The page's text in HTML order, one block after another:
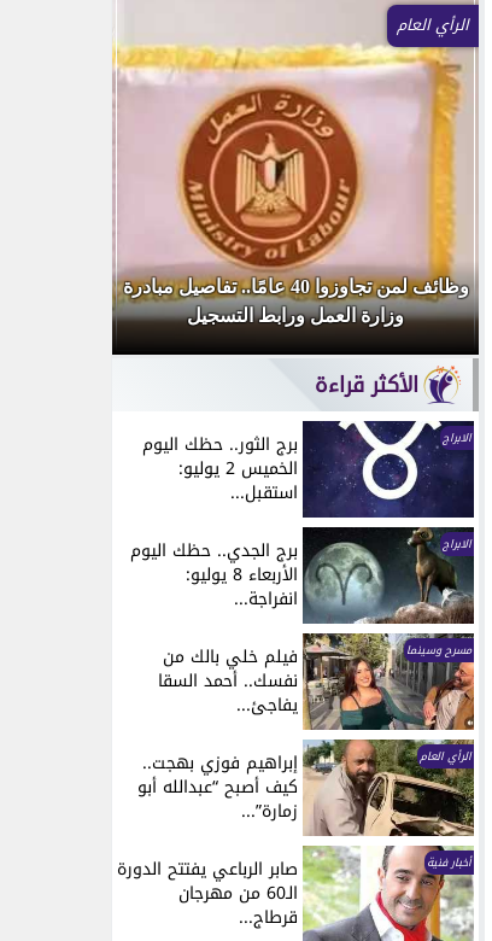
الرأي العام
وظائف لمن تجاوزوا 40 عامًا.. تفاصيل مبادرة
وزارة العمل ورابط التسجيل
الأكثر قراءة
الابراج برج الثور.. حظك اليوم
الخميس 2 يوليو:
استقبل...
الابراج برج الجدي.. حظك اليوم
الأربعاء 8 يوليو:
انفراجة...
مسرح وسينما فيلم خلي بالك من
نفسك.. أحمد السقا
يفاجئ...
الرأي العام إبراهيم فوزي بهجت..
كيف أصبح “عبدالله أبو
زمارة”...
أخبار فنية صابر الرباعي يفتتح الدورة
الـ60 من مهرجان
قرطاج...